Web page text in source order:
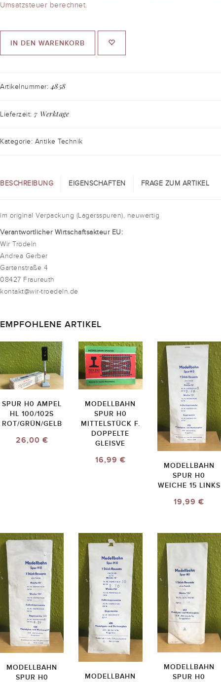
Umsatzsteuer berechnet.
IN DEN WARENKORB
Artikelnummer:4858
Lieferzeit: 7 Werktage
Kategorie: Antike Technik
BESCHREIBUNG EIGENSCHAFTEN FRAGE ZUM ARTIKEL
im original Verpackung (Lagersspuren), neuwertig
Verantwortlicher Wirtschaftsakteur EU:
Wir Trödeln
Andrea Gerber
Gartenstraße 4
08427 Fraureuth
kontakt@wir-troedeln.de
EMPFOHLENE ARTIKEL
SPUR H0 AMPEL
HL 100/102S
ROT/GRÜN/GELB
26,00 €
MODELLBAHN
SPUR H0
MITTELSTÜCK F.
DOPPELTE
GLEISVE
16,99 €
MODELLBAHN
SPUR H0
WEICHE 15 LINKS
19,99 €
MODELLBAHN
SPUR H0
MODELLBAHN
MODELLBAHN
SPUR H0